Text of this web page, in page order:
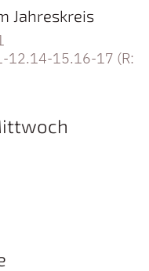
Jahreskreis
12.14-15.16-17 (R: